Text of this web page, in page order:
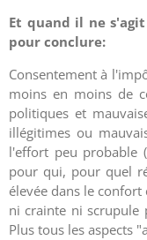
Et quand il ne
pour conclure:
Consentement à
moins en moins de
politiques et
illégitimes ou
l'effort peu probable
pour qui, pour quel
élevée dans le
ni crainte ni scrupule
Plus tous les aspects